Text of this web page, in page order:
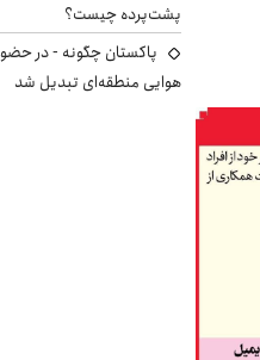
پشت‌پرده چیست؟
پاکستان چگونه - در
هوایی منطقه‌ای تبدیل شد